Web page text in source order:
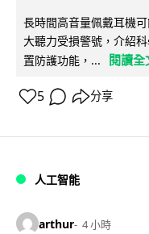
長時間高音量佩戴耳機
大聽力受損警號，介紹
置防護功能，...
閱讀全
5 分享
人工智能
arthur 4 小時